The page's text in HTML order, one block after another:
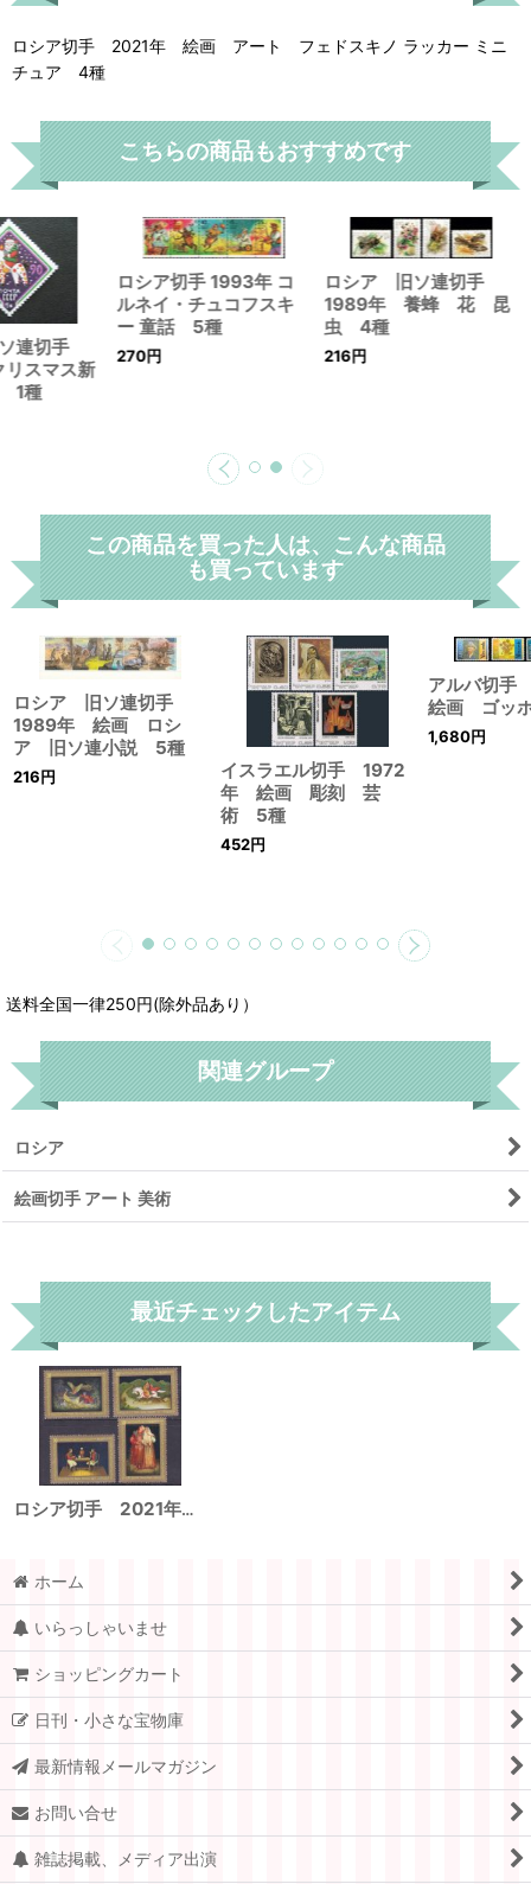
ロシア切手 2021年 絵画 アート フェドスキノ ラッカー ミニ
チュア 4種
こちらの商品もおすすめです
連切手
スマス新
1種
ロシア切手 1993年 コ
ルネイ・チュコフスキ
ー 童話 5種
270円
ロシア 旧ソ連切手
1989年 養蜂 花 昆
虫 4種
216円
この商品を買った人は、こんな商品
も買っています
ロシア 旧ソ連切手
1989年 絵画 ロシ
ア 旧ソ連小説 5種
216円
イスラエル切手 1972
年 絵画 彫刻 芸
術 5種
452円
アルバ切
絵画 ゴッ
1,680円
送料全国一律250円(除外品あり）
関連グループ
ロシア
絵画切手 アート 美術
最近チェックしたアイテム
ロシア切手 2021年 絵画 アート フェドスキノ ラッカー ミニチュア 4種
ホーム
いらっしゃいませ
ショッピングカート
日刊・小さな宝物庫
最新情報メールマガジン
お問い合せ
雑誌掲載、メディア出演